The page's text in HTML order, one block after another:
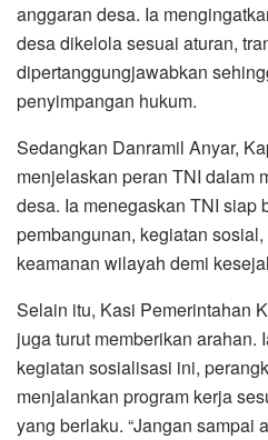
anggaran desa. Ia
desa dikelola sesuai aturan,
dipertanggungjawabkan
penyimpangan hukum.
Sedangkan Danramil Anyar,
menjelaskan peran TNI dalam
desa. Ia menegaskan TNI siap
pembangunan, kegiatan
keamanan wilayah demi
Selain itu, Kasi Pemerintahan
juga turut memberikan arahan.
kegiatan sosialisasi ini,
menjalankan program kerja
yang berlaku. “Jangan sampai